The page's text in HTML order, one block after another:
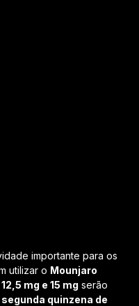
importante para os
utilizar o Mounjaro
12,5 mg e 15 mg serão
segunda quinzena de